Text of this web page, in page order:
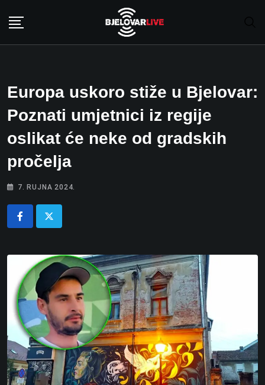
Europa uskoro stiže u Bjelovar:
Poznati umjetnici iz regije
oslikat će neke od gradskih
pročelja
7. RUJNA 2024.